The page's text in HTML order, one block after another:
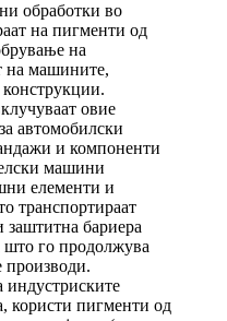
обработки во
на пигменти од
на
на машините,
овие
автомобилски
и компоненти
машини
елементи и
транспортираат
заштитна бариера
што го продолжува
производи.
индустриските
користи пигменти од